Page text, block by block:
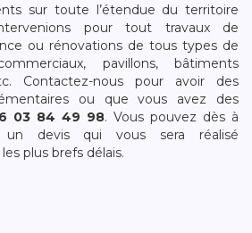
sur toute l’étendue du territoire
pour tout travaux de
ou rénovations de tous types de
pavillons, bâtiments
Contactez-nous pour avoir des
ou que vous avez des
03 84 49 98. Vous pouvez dès à
un devis qui vous sera réalisé
plus brefs délais.